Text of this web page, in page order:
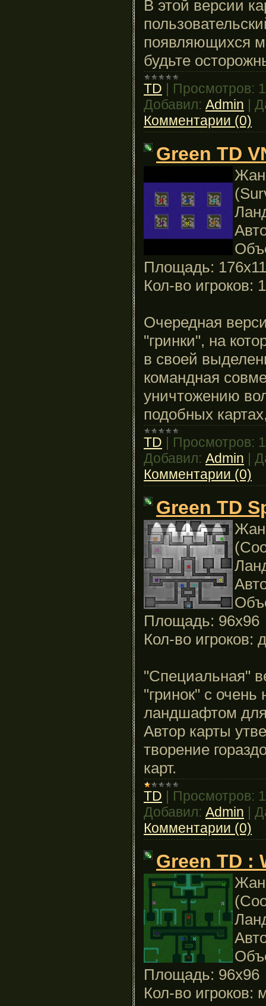
В этой версии
появляющихся
будьте
TD | Просмотров:
Добавил: Admin |
Комментарии (0)
Green TD
Площадь:
Кол-во игроков:
Очередная
"гринки", на
в своей
командная
уничтожению
подобных
TD | Просмотров:
Добавил: Admin |
Комментарии (0)
Green TD
Площадь: 96x96
Кол-во игроков:
"Специальная"
"гринок" с
ландшафтом для
Автор карты
творение
карт.
TD | Просмотров:
Добавил: Admin |
Комментарии (0)
Green TD :
Площадь: 96x96
Кол-во игроков: